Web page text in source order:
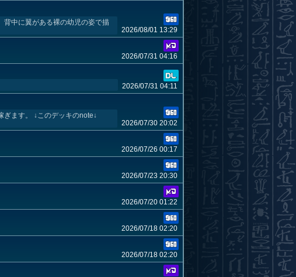
背中に翼がある裸の幼児の姿で描
2026/08/01 13:29
2026/07/31 04:16
2026/07/31 04:11
ぎます。 ↓このデッキのnote↓
2026/07/30 20:02
2026/07/26 00:17
2026/07/23 20:30
2026/07/20 01:22
2026/07/18 02:20
2026/07/18 02:20